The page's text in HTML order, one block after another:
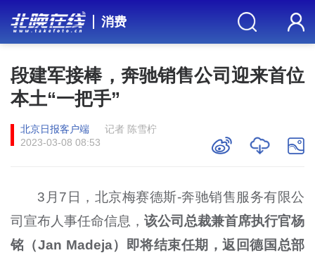
消费
段建军接棒，奔驰销售公司迎来首位
本土“一把手”
北京日报客户端
记者 陈雪柠
2023-03-08 08:53
3月7日，北京梅赛德斯-奔驰销售服务有限公
司宣布人事任命信息， 该公司总裁兼首席执行官杨
铭（Jan Madeja）即将结束任期，返回德国总部